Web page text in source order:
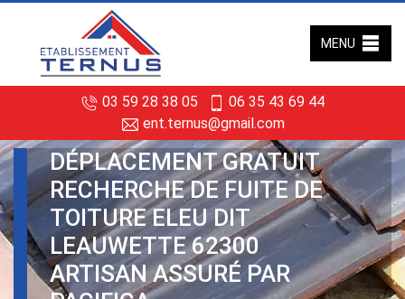
03 59 28 38 05
06 35 43 69 44
ent.ternus@gmail.com
MENU
DÉPLACEMENT GRATUIT
RECHERCHE DE FUITE DE
TOITURE ELEU DIT
LEAUWETTE 62300
ARTISAN ASSURÉ PAR